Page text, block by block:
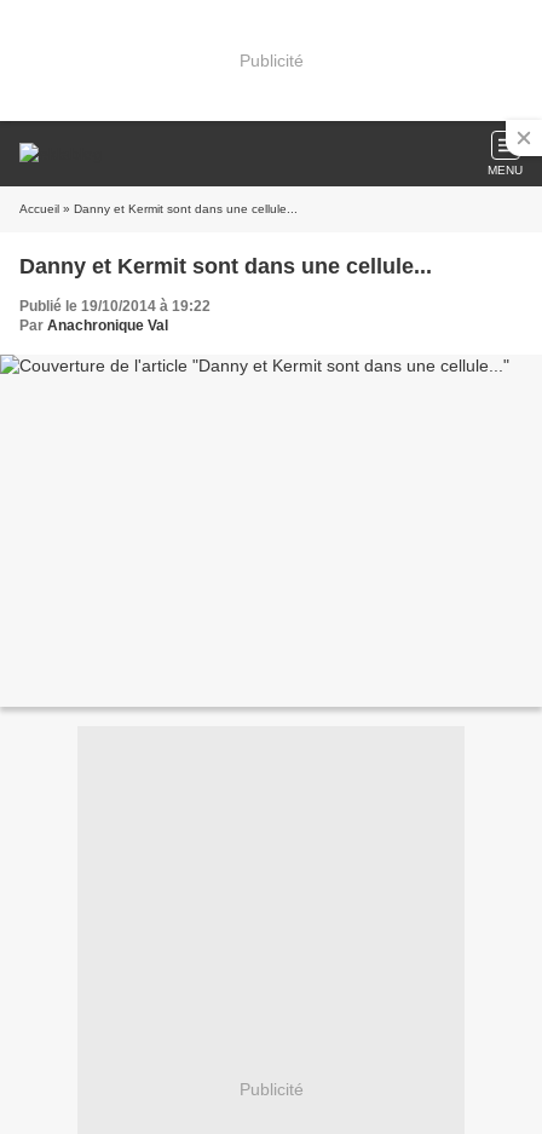
Publicité
MENU
Accueil » Danny et Kermit sont dans une cellule...
Danny et Kermit sont dans une cellule...
Publié le 19/10/2014 à 19:22
Par Anachronique Val
Publicité